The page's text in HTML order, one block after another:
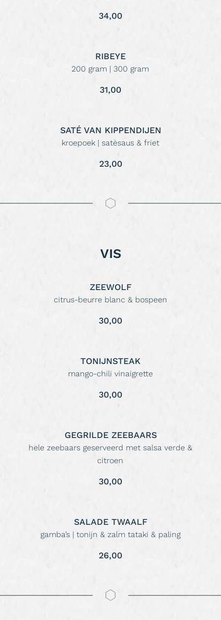
34,00
RIBEYE
200 gram | 300 gram
31,00
SATÉ VAN KIPPENDIJEN
kroepoek | satèsaus & friet
23,00
VIS
ZEEWOLF
citrus-beurre blanc & bospeen
30,00
TONIJNSTEAK
mango-chili vinaigrette
30,00
GEGRILDE ZEEBAARS
hele zeebaars geserveerd met salsa verde &
citroen
30,00
SALADE TWAALF
gamba’s | tonijn & zalm tataki & paling
26,00